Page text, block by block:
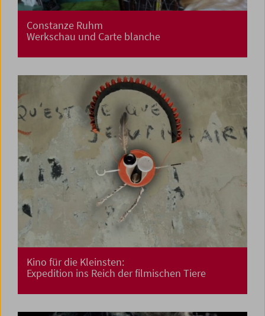
Constanze Ruhm
Werkschau und Carte blanche
Kino für die Kleinsten:
Expedition ins Reich der filmischen Tiere